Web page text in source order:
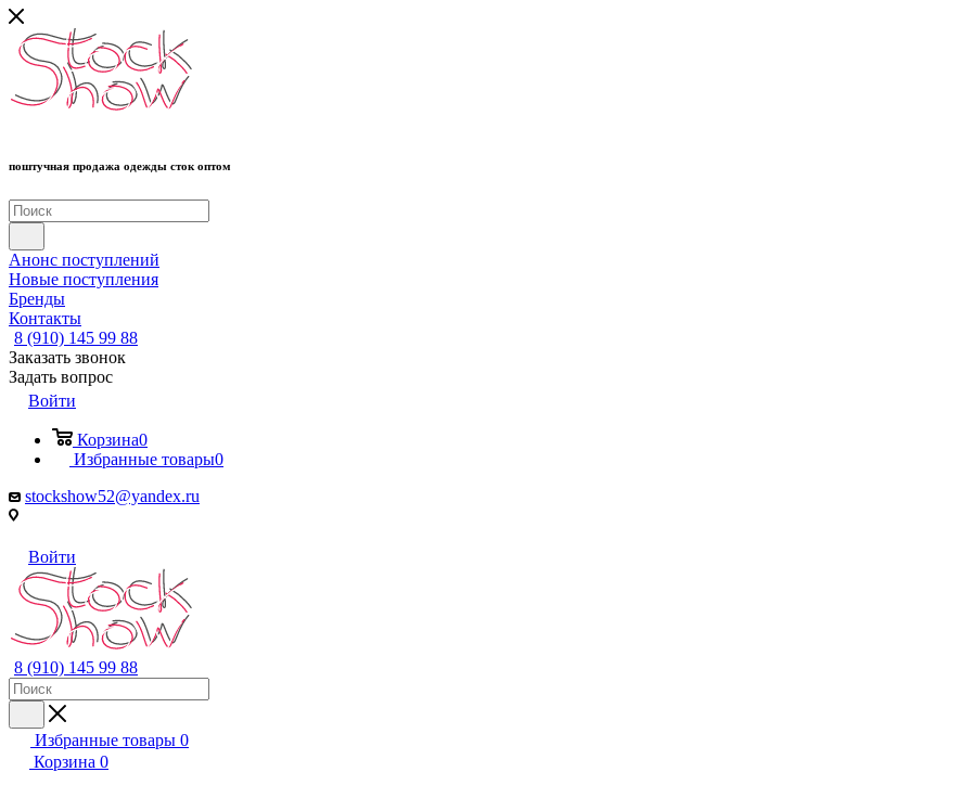
поштучная продажа одежды сток оптом
Анонс поступлений
Новые поступления
Бренды
Контакты
8 (910) 145 99 88
Заказать звонок
Задать вопрос
Войти
Корзина0
Избранные товары0
stockshow52@yandex.ru
Войти
8 (910) 145 99 88
Избранные товары 0
Корзина 0